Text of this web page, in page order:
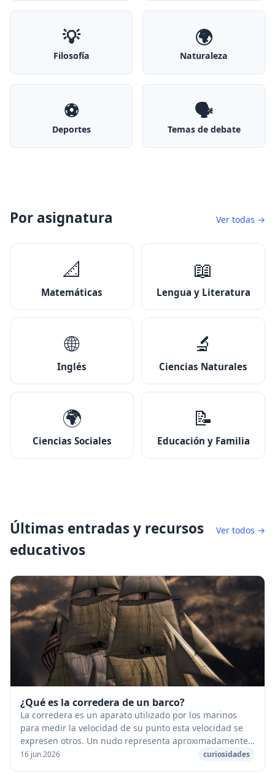
💡
Filosofía
🌍
Naturaleza
⚽
Deportes
🗣️
Temas de debate
Por asignatura Ver todas →
📐
Matemáticas
📖
Lengua y Literatura
🌐
Inglés
🔬
Ciencias Naturales
🌍
Ciencias Sociales
📝
Educación y Familia
Últimas entradas y recursos
educativos
Ver todos →
¿Qué es la corredera de un barco?
La corredera es un aparato utilizado por los marinos
para medir la velocidad de su punto esta velocidad se
expresen otros. Un nudo representa aproximadamente
2 km/h. La velocidad de un barco se expres...
16 jun 2026 curiosidades